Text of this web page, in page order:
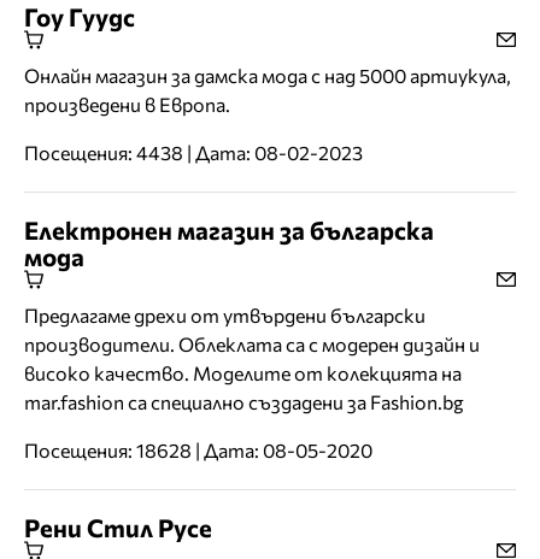
Гоу Гуудс
Онлайн магазин за дамска мода с над 5000 артиукула,
произведени в Европа.
Посещения: 4438 | Дата: 08-02-2023
Електронен магазин за българска
мода
Предлагаме дрехи от утвърдени български
производители. Облеклата са с модерен дизайн и
високо качество. Моделите от колекцията на
mar.fashion са специално създадени за Fashion.bg
Посещения: 18628 | Дата: 08-05-2020
Рени Стил Русе